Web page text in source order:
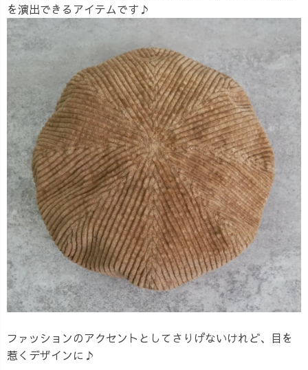
を演出できるアイテムです♪
ファッションのアクセントとしてさりげないけれど、目を
惹くデザインに♪